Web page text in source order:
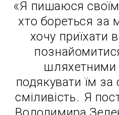
«Я пишаюся
хто бореться за
хочу приїхати
подякувати їм за
сміливість. Я